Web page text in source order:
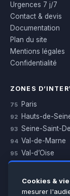
Urgences 7 j/7
Contact & devis
Documentation
Plan du site
Mentions légales
Confidentialité
ZONES
75 Paris
92 Hauts-de-
93 Seine-Saint-
94 Val-de-Marne
95 Val-d’Oise
Essonne
Seine-et-
Cookies &
mesurer